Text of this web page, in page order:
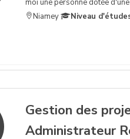
Niamey
Niveau
Gestion des
Administrateur